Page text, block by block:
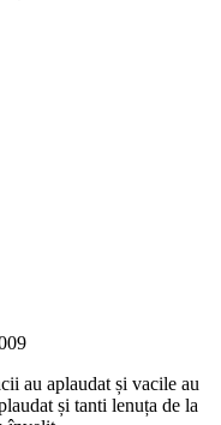
au aplaudat și vacile au
și tanti lenuța de la